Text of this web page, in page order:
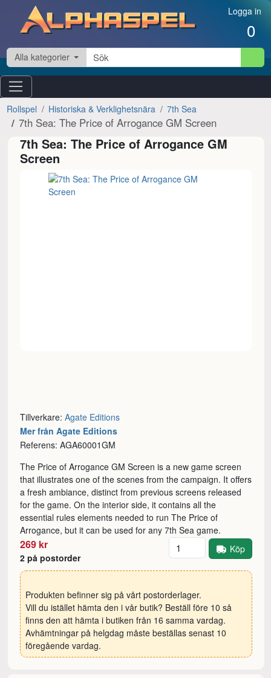
Hoppa till innehåll Logga in
0
Alla kategorier
Rollspel Historiska & Verklighetsnära 7th Sea
7th Sea: The Price of Arrogance GM Screen
7th Sea: The Price of Arrogance GM
Screen
Tillverkare:Agate Editions
Mer från Agate Editions
Referens: AGA60001GM
The Price of Arrogance GM Screen is a new game screen
that illustrates one of the scenes from the campaign. It offers
a fresh ambiance, distinct from previous screens released
for the game. On the interior side, it contains all the
essential rules elements needed to run The Price of
Arrogance, but it can be used for any 7th Sea game.
269 kr
2 på postorder
Antal Köp
Produkten befinner sig på vårt postorderlager.
Vill du istället hämta den i vår butik? Beställ före 10 så
finns den att hämta i butiken från 16 samma vardag.
Avhämtningar på helgdag måste beställas senast 10
föregående vardag.